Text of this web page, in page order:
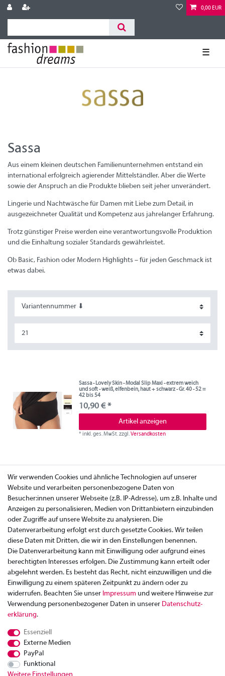
0,00 EUR
☰
Sassa
Aus einem kleinen deutschen Familienunternehmen entstand ein
international erfolgreich agierender Mittelständler. Aber die Werte
sowie der Anspruch an die Produkte blieben seit jeher unverändert.
Lingerie und Nachtwäsche für Damen mit Liebe zum Detail, in
ausgezeichneter Qualität und Kompetenz aus jahrelanger Erfahrung.
Trotz günstiger Preise werden eine verantwortungsvolle Produktion
und die Einhaltung sozialer Standards gewährleistet.
Ob Basic, Fashion oder Modern Highlights – für jeden Geschmack ist
etwas dabei.
Sassa - Lovely Skin - Modal Slip Maxi - extrem weich
und soft - weiß, elfenbein, haut + schwarz - Gr. 40 - 52 =
42 bis 54
10,90 € *
Artikel anzeigen
*inkl. ges. MwSt.zzgl.Versandkosten
Zahlung
Rücksendung
Datenschutzerklärung
AGB
Wir verwenden Cookies und ähnliche Technologien auf unserer
Website und verarbeiten personenbezogene Daten von
Besucher:innen unserer Webseite (z.B. IP-Adresse), um z.B. Inhalte und
Anzeigen zu personalisieren, Medien von Drittanbietern einzubinden
oder Zugriffe auf unsere Website zu analysieren. Die
Datenverarbeitung erfolgt erst durch gesetzte Cookies. Wir teilen
diese Daten mit Dritten, die wir in den Einstellungen benennen.
Die Datenverarbeitung kann mit Einwilligung oder aufgrund eines
berechtigten Interesses erfolgen. Die Zustimmung kann erteilt oder
abgelehnt werden. Es besteht das Recht, nicht einzuwilligen und die
Einwilligung zu einem späteren Zeitpunkt zu ändern oder zu
widerrufen. Beachten Sie unser Impressum und weitere Hinweise zur
Verwendung personenbezogener Daten in unserer Daten­schutz­
erklärung.
Essenziell
Externe Medien
PayPal
Funktional